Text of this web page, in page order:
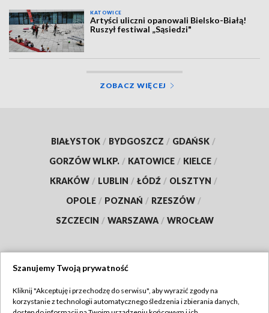
KATOWICE
Artyści uliczni opanowali Bielsko-Białą!
Ruszył festiwal „Sąsiedzi"
ZOBACZ WIĘCEJ
BIAŁYSTOK / BYDGOSZCZ / GDAŃSK /
GORZÓW WLKP. / KATOWICE / KIELCE /
KRAKÓW / LUBLIN / ŁÓDŹ / OLSZTYN /
OPOLE / POZNAŃ / RZESZÓW /
SZCZECIN / WARSZAWA / WROCŁAW
TVP
Szanujemy Twoją prywatność
Kliknij "Akceptuję i przechodzę do serwisu", aby wyrazić zgody na
korzystanie z technologii automatycznego śledzenia i zbierania danych,